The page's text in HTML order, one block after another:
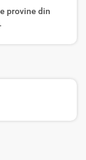
provine din